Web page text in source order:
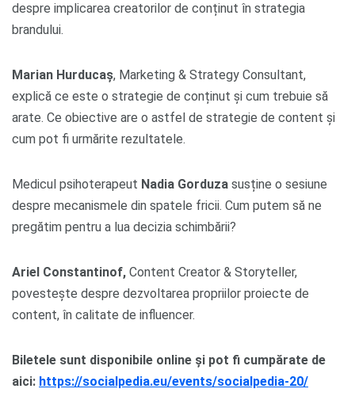
despre implicarea creatorilor de conținut în strategia
brandului.
Marian Hurducaș, Marketing & Strategy Consultant,
explică ce este o strategie de conținut și cum trebuie să
arate. Ce obiective are o astfel de strategie de content și
cum pot fi urmărite rezultatele.
Medicul psihoterapeut Nadia Gorduza susține o sesiune
despre mecanismele din spatele fricii. Cum putem să ne
pregătim pentru a lua decizia schimbării?
Ariel Constantinof, Content Creator & Storyteller,
povestește despre dezvoltarea propriilor proiecte de
content, în calitate de influencer.
Biletele sunt disponibile online și pot fi cumpărate de
aici: https://socialpedia.eu/events/socialpedia-20/